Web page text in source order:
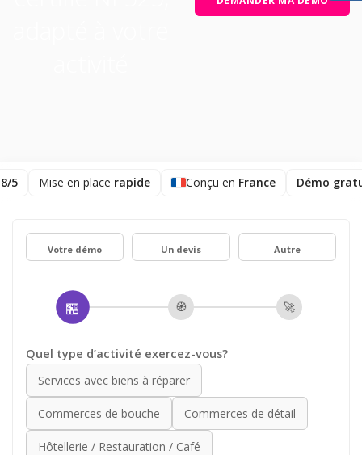
5 Mise en place rapide Conçu en France Démo
Votre démo Un devis Autre
🏪 🧭 🚀
Quel type d’activité exercez-vous?
Services avec biens à réparer
Commerces de bouche Commerces de détail
Hôtellerie / Restauration / Café